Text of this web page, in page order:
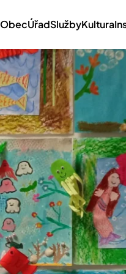
ObecÚřadSlužbyKultura